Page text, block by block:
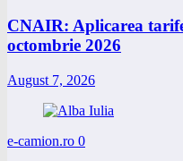
CNAIR: Aplicarea
octombrie 2026
August 7, 2026
e-camion.ro 0